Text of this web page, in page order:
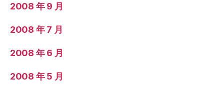
2008 年 9 月
2008 年 7 月
2008 年 6 月
2008 年 5 月